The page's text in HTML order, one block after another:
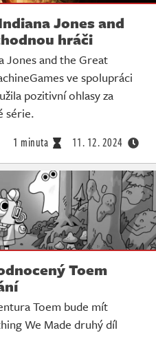
Jones and
hráči
Jones and the Great
ve spolupráci
pozitivní ohlasy za
série.
1 minuta 11. 12. 2024
Toem
Toem bude mít
We Made druhý díl